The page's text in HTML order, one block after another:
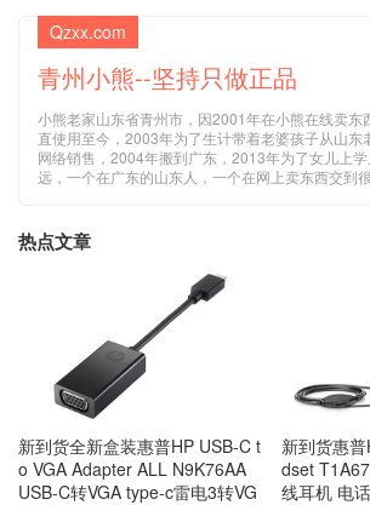
Qzxx.com
青州小熊--坚持只做正品
小熊老家山东省青州市，因2001年在小熊在线卖东
直使用至今，2003年为了生计带着老婆孩子从山东
网络销售，2004年搬到广东，2013年为了女儿上
远，一个在广东的山东人，一个在网上卖东西交到
热点文章
新到货全新盒装惠普HP USB-C t
o VGA Adapter ALL N9K76AA
USB-C转VGA type-c雷电3转VG
新到货惠
dset
线耳机 电